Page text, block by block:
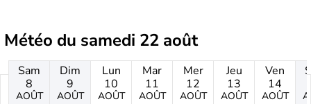
Météo du samedi 22 août
Sam
8
AOÛT
Dim
9
AOÛT
Lun
10
AOÛT
Mar
11
AOÛT
Mer
12
AOÛT
Jeu
13
AOÛT
Ven
14
AOÛT